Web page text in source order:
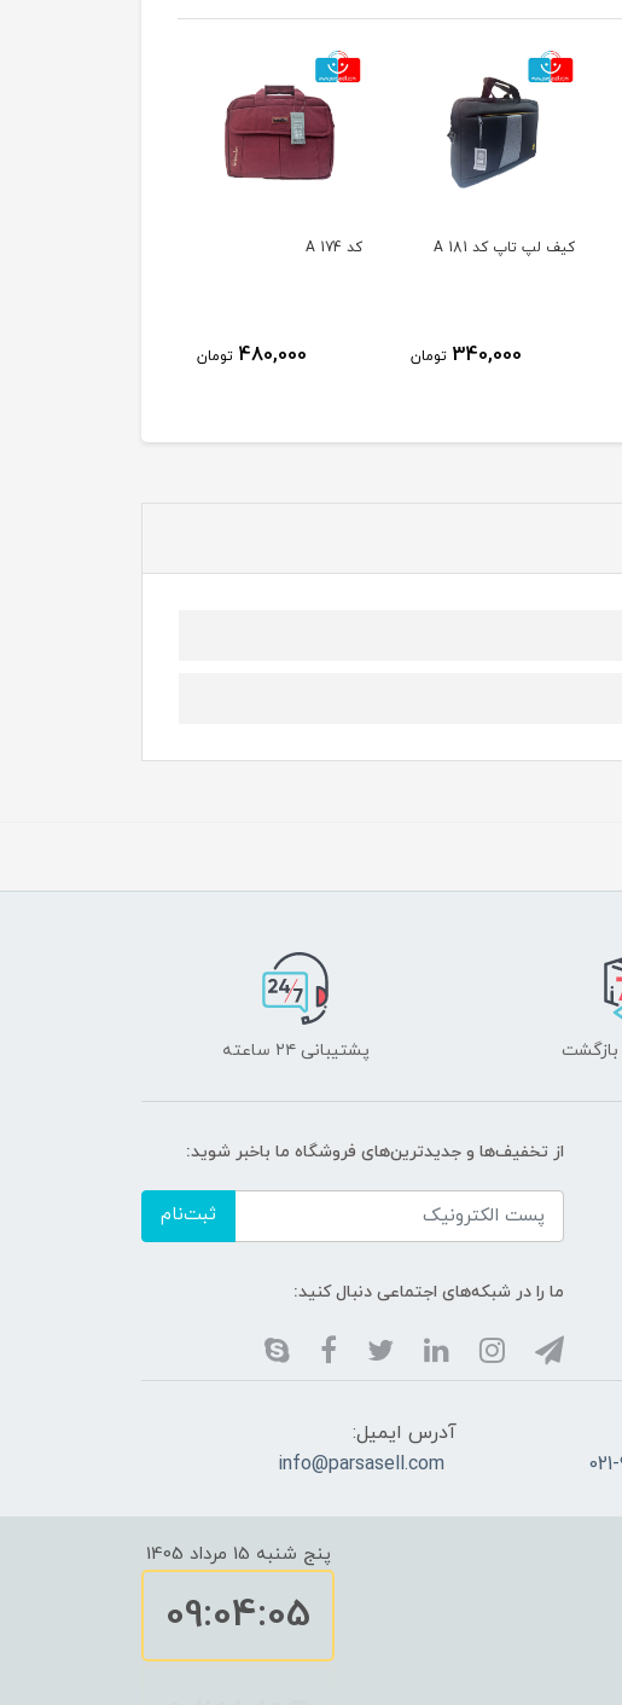
کیف لپ تاپ کد A 181
340,000 تومان
کد A 174
480,000 تومان
پشتیبانی ۲۴ ساعته
از تخفیف‌ها و جدیدترین‌های فروشگاه ما باخبر شوید:
ثبت‌نام
ما را در شبکه‌های اجتماعی دنبال کنید:
آدرس ایمیل:
info@parsasell.com
پنج شنبه 15 مرداد 1405
09:04:05